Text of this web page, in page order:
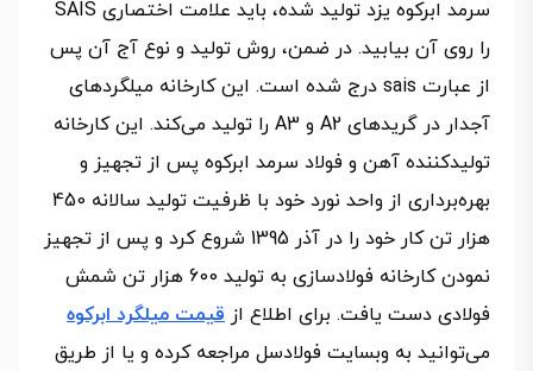
سرمد ابرکوه یزد تولید شده، باید علامت اختصاری SAIS
را روی آن بیابید. در ضمن، روش تولید و نوع آج آن پس
از عبارت sais درج شده است. این کارخانه میلگردهای
آجدار در گریدهای A2 و A3 را تولید می‌کند. این کارخانه
تولیدکننده آهن و فولاد سرمد ابرکوه پس از تجهیز و
بهره‌برداری از واحد نورد خود با ظرفیت تولید سالانه 450
هزار تن کار خود را در آذر 1395 شروع کرد و پس از تجهیز
نمودن کارخانه فولادسازی به تولید 600 هزار تن شمش
فولادی دست یافت. برای اطلاع از قیمت میلگرد ابرکوه
می‌توانید به وبسایت فولادسل مراجعه کرده و یا از طریق